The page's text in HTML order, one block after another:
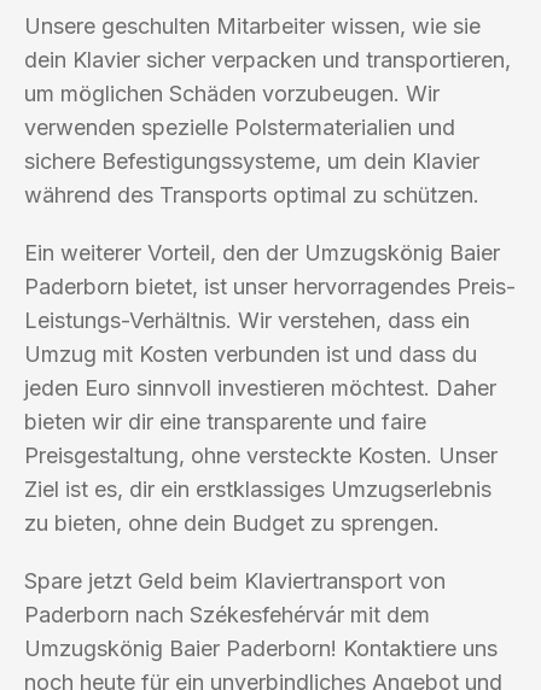
Unsere geschulten Mitarbeiter wissen, wie sie
dein Klavier sicher verpacken und transportieren,
um möglichen Schäden vorzubeugen. Wir
verwenden spezielle Polstermaterialien und
sichere Befestigungssysteme, um dein Klavier
während des Transports optimal zu schützen.
Ein weiterer Vorteil, den der Umzugskönig Baier
Paderborn bietet, ist unser hervorragendes Preis-
Leistungs-Verhältnis. Wir verstehen, dass ein
Umzug mit Kosten verbunden ist und dass du
jeden Euro sinnvoll investieren möchtest. Daher
bieten wir dir eine transparente und faire
Preisgestaltung, ohne versteckte Kosten. Unser
Ziel ist es, dir ein erstklassiges Umzugserlebnis
zu bieten, ohne dein Budget zu sprengen.
Spare jetzt Geld beim Klaviertransport von
Paderborn nach Székesfehérvár mit dem
Umzugskönig Baier Paderborn! Kontaktiere uns
noch heute für ein unverbindliches Angebot und